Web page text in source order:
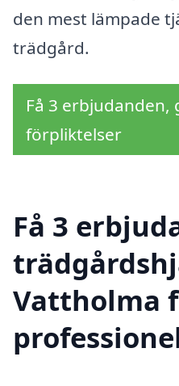
den mest lämpade
trädgård.
Få 3 erbjudanden,
förpliktelser
Få 3
Vattholma